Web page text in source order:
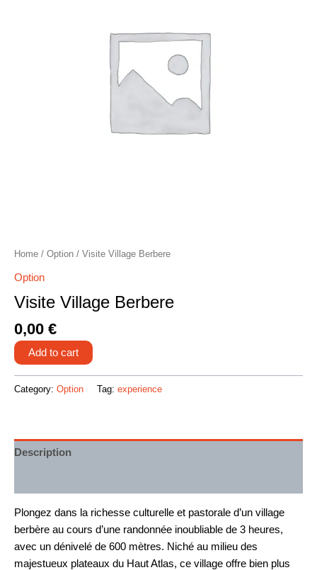
Home / Option / Visite Village Berbere
Option
Visite Village Berbere
0,00 €
Add to cart
Category: Option Tag: experience
Description
Plongez dans la richesse culturelle et pastorale d’un village
berbère au cours d’une randonnée inoubliable de 3 heures,
avec un dénivelé de 600 mètres. Niché au milieu des
majestueux plateaux du Haut Atlas, ce village offre bien plus